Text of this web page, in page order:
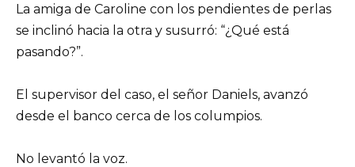
La amiga de Caroline con los pendientes de perlas
se inclinó hacia la otra y susurró: “¿Qué está
pasando?”.
El supervisor del caso, el señor Daniels, avanzó
desde el banco cerca de los columpios.
No levantó la voz.